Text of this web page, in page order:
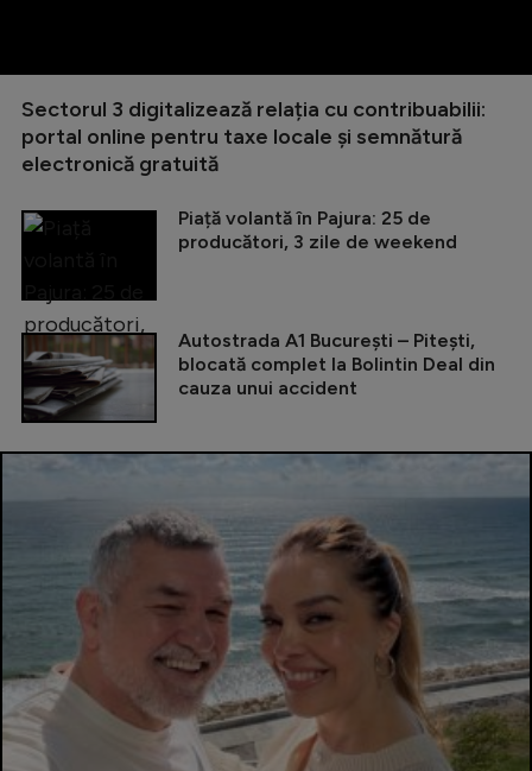
Sectorul 3 digitalizează relația cu contribuabilii:
portal online pentru taxe locale și semnătură
electronică gratuită
Piață volantă în Pajura: 25 de
producători, 3 zile de weekend
Autostrada A1 București – Pitești,
blocată complet la Bolintin Deal din
cauza unui accident